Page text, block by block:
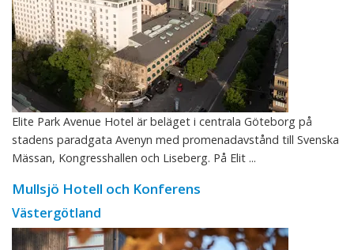
Elite Park Avenue Hotel är beläget i centrala Göteborg på
stadens paradgata Avenyn med promenadavstånd till Svenska
Mässan, Kongresshallen och Liseberg. På Elit ...
Mullsjö Hotell och Konferens
Västergötland